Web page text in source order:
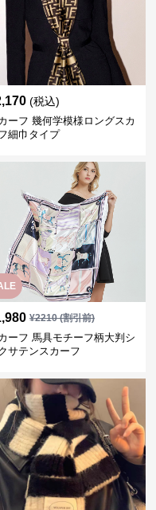
(税込)
ーフ 幾何学模様ロングスカ
細巾タイプ
¥2210(割引前)
ーフ 馬具モチーフ柄大判シ
サテンスカーフ